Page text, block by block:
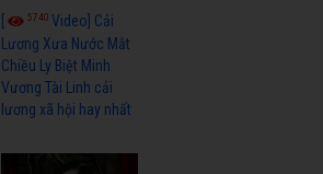
5740Video] Cải
Lương Xưa Nước Mắt
Chiều Ly Biệt Minh
Vương Tài Linh cải
lương xã hội hay nhất